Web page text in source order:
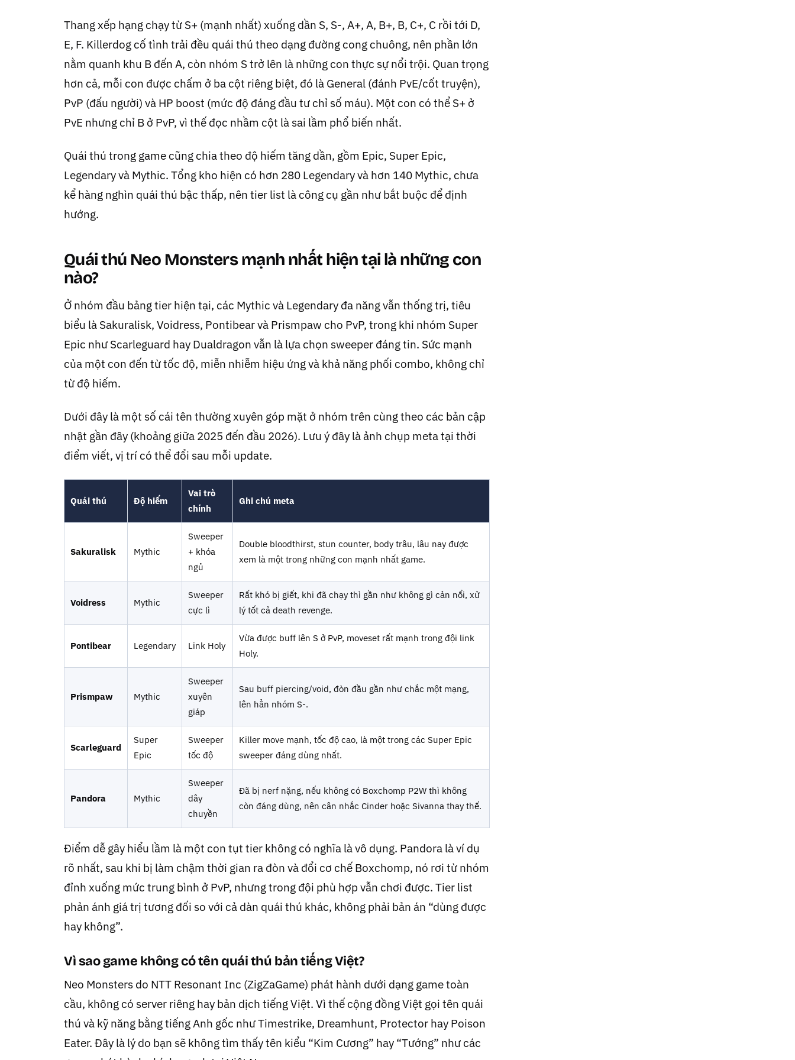
Thang xếp hạng chạy từ S+ (mạnh nhất) xuống dần S, S-, A+, A, B+, B, C+, C rồi tới D,
E, F. Killerdog cố tình trải đều quái thú theo dạng đường cong chuông, nên phần lớn
nằm quanh khu B đến A, còn nhóm S trở lên là những con thực sự nổi trội. Quan trọng
hơn cả, mỗi con được chấm ở ba cột riêng biệt, đó là General (đánh PvE/cốt truyện),
PvP (đấu người) và HP boost (mức độ đáng đầu tư chỉ số máu). Một con có thể S+ ở
PvE nhưng chỉ B ở PvP, vì thế đọc nhầm cột là sai lầm phổ biến nhất.
Quái thú trong game cũng chia theo độ hiếm tăng dần, gồm Epic, Super Epic,
Legendary và Mythic. Tổng kho hiện có hơn 280 Legendary và hơn 140 Mythic, chưa
kể hàng nghìn quái thú bậc thấp, nên tier list là công cụ gần như bắt buộc để định
hướng.
Quái thú Neo Monsters mạnh nhất hiện tại là những con
nào?
Ở nhóm đầu bảng tier hiện tại, các Mythic và Legendary đa năng vẫn thống trị, tiêu
biểu là Sakuralisk, Voidress, Pontibear và Prismpaw cho PvP, trong khi nhóm Super
Epic như Scarleguard hay Dualdragon vẫn là lựa chọn sweeper đáng tin. Sức mạnh
của một con đến từ tốc độ, miễn nhiễm hiệu ứng và khả năng phối combo, không chỉ
từ độ hiếm.
Dưới đây là một số cái tên thường xuyên góp mặt ở nhóm trên cùng theo các bản cập
nhật gần đây (khoảng giữa 2025 đến đầu 2026). Lưu ý đây là ảnh chụp meta tại thời
điểm viết, vị trí có thể đổi sau mỗi update.
Quái thú Độ hiếm
Vai trò
chính
Ghi chú meta
Sakuralisk Mythic
Sweeper
+ khóa
ngủ
Double bloodthirst, stun counter, body trâu, lâu nay được
xem là một trong những con mạnh nhất game.
Voidress Mythic
Sweeper
cực lì
Rất khó bị giết, khi đã chạy thì gần như không gì cản nổi, xử
lý tốt cả death revenge.
Pontibear Legendary Link Holy
Vừa được buff lên S ở PvP, moveset rất mạnh trong đội link
Holy.
Prismpaw Mythic
Sweeper
xuyên
giáp
Sau buff piercing/void, đòn đầu gần như chắc một mạng,
lên hẳn nhóm S-.
Scarleguard
Super
Epic
Sweeper
tốc độ
Killer move mạnh, tốc độ cao, là một trong các Super Epic
sweeper đáng dùng nhất.
Pandora Mythic
Sweeper
dây
chuyền
Đã bị nerf nặng, nếu không có Boxchomp P2W thì không
còn đáng dùng, nên cân nhắc Cinder hoặc Sivanna thay thế.
Điểm dễ gây hiểu lầm là một con tụt tier không có nghĩa là vô dụng. Pandora là ví dụ
rõ nhất, sau khi bị làm chậm thời gian ra đòn và đổi cơ chế Boxchomp, nó rơi từ nhóm
đỉnh xuống mức trung bình ở PvP, nhưng trong đội phù hợp vẫn chơi được. Tier list
phản ánh giá trị tương đối so với cả dàn quái thú khác, không phải bản án “dùng được
hay không”.
Vì sao game không có tên quái thú bản tiếng Việt?
Neo Monsters do NTT Resonant Inc (ZigZaGame) phát hành dưới dạng game toàn
cầu, không có server riêng hay bản dịch tiếng Việt. Vì thế cộng đồng Việt gọi tên quái
thú và kỹ năng bằng tiếng Anh gốc như Timestrike, Dreamhunt, Protector hay Poison
Eater. Đây là lý do bạn sẽ không tìm thấy tên kiểu “Kim Cương” hay “Tướng” như các